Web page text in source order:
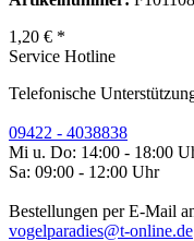
1,20 € *
Service Hotline
Telefonische
09422 - 4038838
Mi u. Do: 14:00 - 18:00
Sa: 09:00 - 12:00 Uhr
Bestellungen per E-Mail
vogelparadies@t-online.de